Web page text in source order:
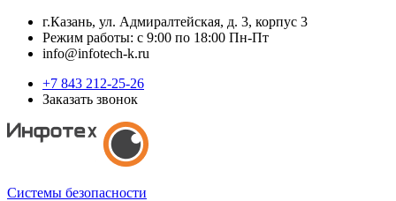
г.Казань, ул. Адмиралтейская, д. 3, корпус 3
Режим работы: с 9:00 по 18:00 Пн-Пт
info@infotech-k.ru
+7 843 212-25-26
Заказать звонок
Системы безопасности